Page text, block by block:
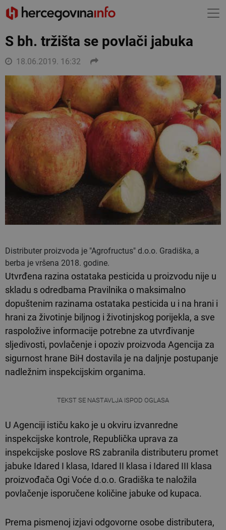
S bh. tržišta se povlači jabuka
18.06.2019. 16:32
Distributer proizvoda je "Agrofructus" d.o.o. Gradiška, a
berba je vršena 2018. godine.
Utvrđena razina ostataka pesticida u proizvodu nije u
skladu s odredbama Pravilnika o maksimalno
dopuštenim razinama ostataka pesticida u i na hrani i
hrani za životinje biljnog i životinjskog porijekla, a sve
raspoložive informacije potrebne za utvrđivanje
sljedivosti, povlačenje i opoziv proizvoda Agencija za
sigurnost hrane BiH dostavila je na daljnje postupanje
nadležnim inspekcijskim organima.
TEKST SE NASTAVLJA ISPOD OGLASA
U Agenciji ističu kako je u okviru izvanredne
inspekcijske kontrole, Republička uprava za
inspekcijske poslove RS zabranila distributeru promet
jabuke Idared I klasa, Idared II klasa i Idared III klasa
proizvođača Ogi Voće d.o.o. Gradiška te naložila
povlačenje isporučene količine jabuke od kupaca.
Prema pismenoj izjavi odgovorne osobe distributera,